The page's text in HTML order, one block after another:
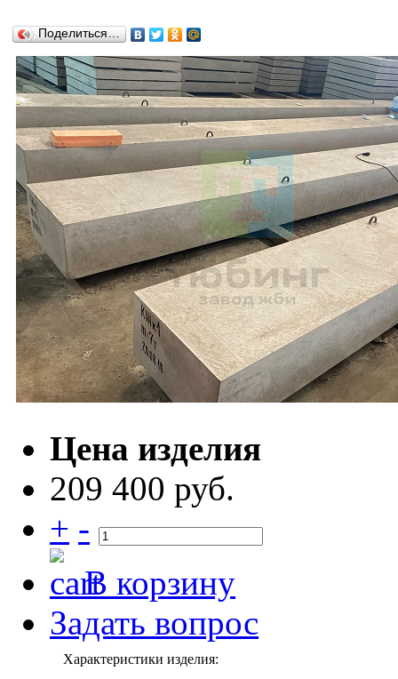
Поделиться…
Цена изделия
209 400 руб.
+ -
В корзину
Задать вопрос
Характеристики изделия: